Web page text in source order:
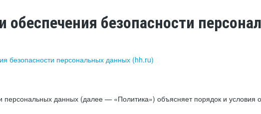
обеспечения безопасности
безопасности персональных данных (hh.ru)
персональных данных (далее — «Политика») объясняет порядок и